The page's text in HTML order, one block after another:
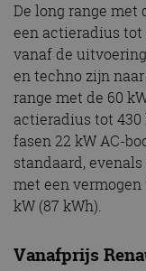
De long range met
een actieradius tot
vanaf de
en techno zijn
range met de 60
actieradius tot 430
fasen 22 kW AC-
standaard,
met een vermogen
kW (87 kWh).
Vanafprijs